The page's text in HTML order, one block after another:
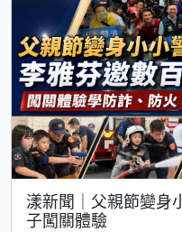
漾新聞｜父親節變
子闖關體驗